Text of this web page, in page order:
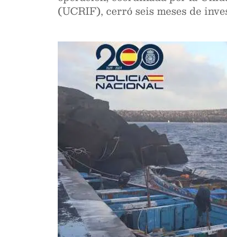
(UCRIF), cerró seis meses de